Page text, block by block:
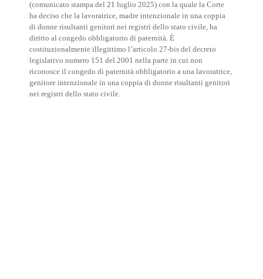
(comunicato stampa del 21 luglio 2025) con la quale la Corte
ha deciso che la lavoratrice, madre intenzionale in una coppia
di donne risultanti genitori nei registri dello stato civile, ha
diritto al congedo obbligatorio di paternità. È
costituzionalmente illegittimo l’articolo 27-bis del decreto
legislativo numero 151 del 2001 nella parte in cui non
riconosce il congedo di paternità obbligatorio a una lavoratrice,
genitore intenzionale in una coppia di donne risultanti genitori
nei registri dello stato civile.